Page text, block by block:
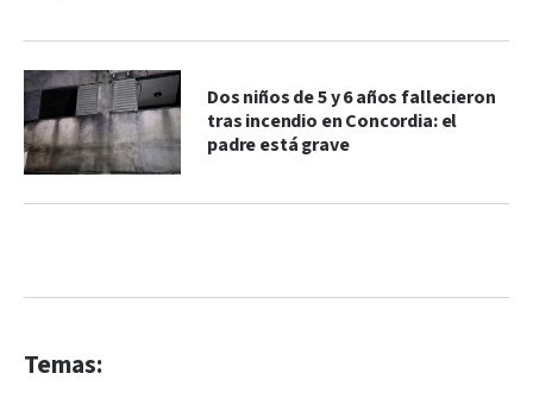
Dos niños de 5 y 6 años fallecieron
tras incendio en Concordia: el
padre está grave
Temas: